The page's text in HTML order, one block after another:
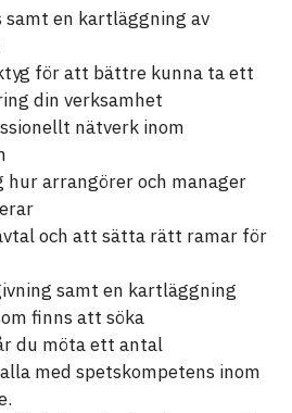
samt en kartläggning av
för att bättre kunna ta ett
din verksamhet
nätverk inom
hur arrangörer och manager
och att sätta rätt ramar för
samt en kartläggning
finns att söka
du möta ett antal
med spetskompetens inom